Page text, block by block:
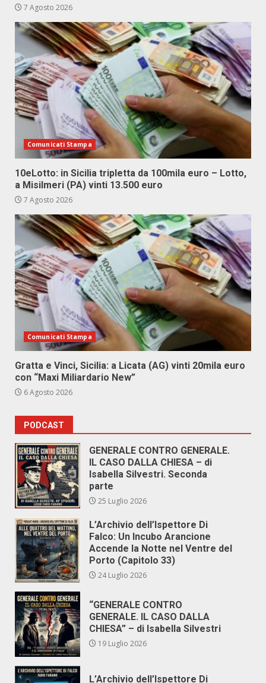
7 Agosto 2026
Comunicati Stampa
10eLotto: in Sicilia tripletta da 100mila euro – Lotto,
a Misilmeri (PA) vinti 13.500 euro
7 Agosto 2026
Comunicati Stampa
Gratta e Vinci, Sicilia: a Licata (AG) vinti 20mila euro
con “Maxi Miliardario New”
6 Agosto 2026
PODCAST
GENERALE CONTRO GENERALE.
IL CASO DALLA CHIESA – di
Isabella Silvestri. Seconda
parte
25 Luglio 2026
L’Archivio dell’Ispettore Di
Falco: Un Incubo Arancione
Accende la Notte nel Ventre del
Porto (Capitolo 33)
24 Luglio 2026
“GENERALE CONTRO
GENERALE. IL CASO DALLA
CHIESA” – di Isabella Silvestri
19 Luglio 2026
L’Archivio dell’Ispettore Di